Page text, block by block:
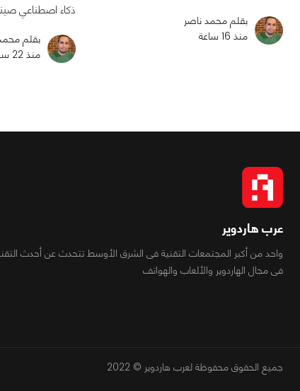
بقلم محمد ناصر
منذ 16 ساعة
ذكاء اصطناعي
بقلم
منذ 22 ساعة
عرب هاردوير
واحد من أكبر المجتمعات التقنية فى الشرق الأوسط تتحدث عن أحدث
فى مجال الهاردوير والألعاب والهواتف
جميع الحقوق محفوظة لعرب هاردوير © 2022